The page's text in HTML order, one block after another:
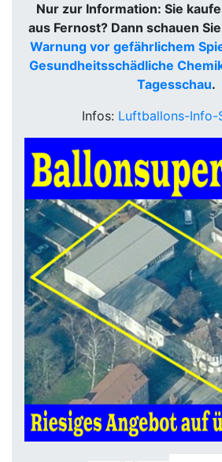
Nur zur Information: Sie
aus Fernost? Dann schauen
Warnung vor gefährlichem
Gesundheitsschädliche
Tagesschau.
Infos: Luftballons-Info-